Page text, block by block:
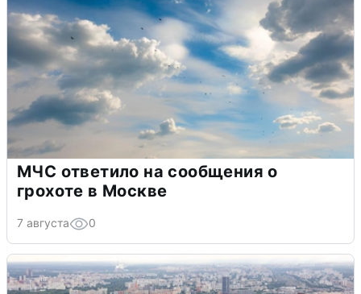
МЧС ответило на сообщения о
грохоте в Москве
7 августа 0